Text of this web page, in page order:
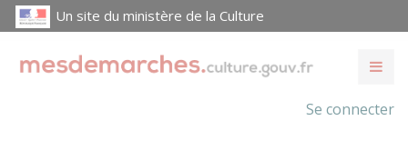
Un site du ministère de la Culture
Se connecter